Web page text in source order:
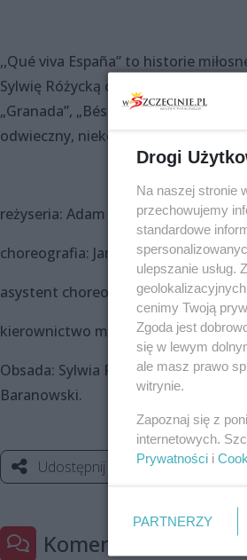
,,Qué viva España” to historie
Sylwię Różycką oraz tenora,
„Granada”, „Bésame mucho”, i inne
odwieczny, niekończący się i nigdy
reżyseria: Adam Opatowicz
choreografia: Jarosław Staniek
asystent choreografa: Katarzyna
kierownictwo muzyczne: Krzysztof
Obsada: Sylwia Różycka, Michał
Baranowski.
Udostępnij
Komentarze
Drogi
Na naszej stronie
przechowujemy
standardowe
ulepszanie usług.
cenimy Twoją
Zgoda jest
się w lewym
ale masz prawo
witrynie.
Zapoznaj się z
internetowych.
Prywatności i
PARTNERZY